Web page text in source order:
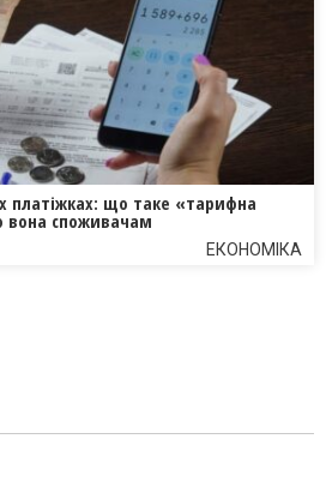
платіжках: що таке «тарифна
вона споживачам
ЕКОНОМІКА